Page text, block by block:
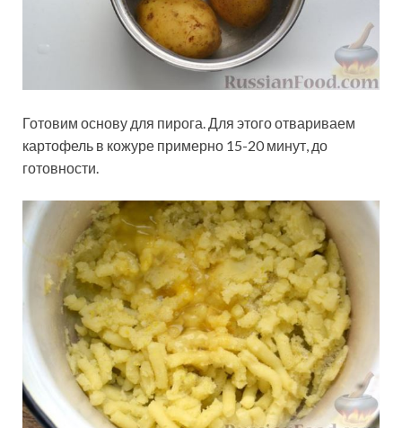
Готовим основу для пирога. Для этого отвариваем
картофель в кожуре примерно 15-20 минут, до
готовности.